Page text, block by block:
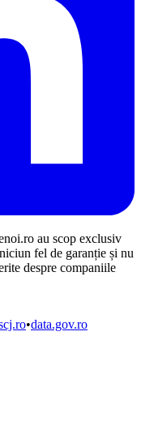
au scop exclusiv
fel de garanție și nu
despre companiile
•data.gov.ro